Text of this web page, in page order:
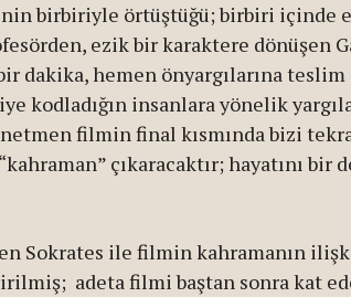
birbiriyle örtüştüğü; birbiri içinde
ezik bir karaktere dönüşen
dakika, hemen önyargılarına teslim
kodladığın insanlara yönelik
filmin final kısmında bizi
çıkaracaktır; hayatını bir
Sokrates ile filmin kahramanın
adeta filmi baştan sonra kat